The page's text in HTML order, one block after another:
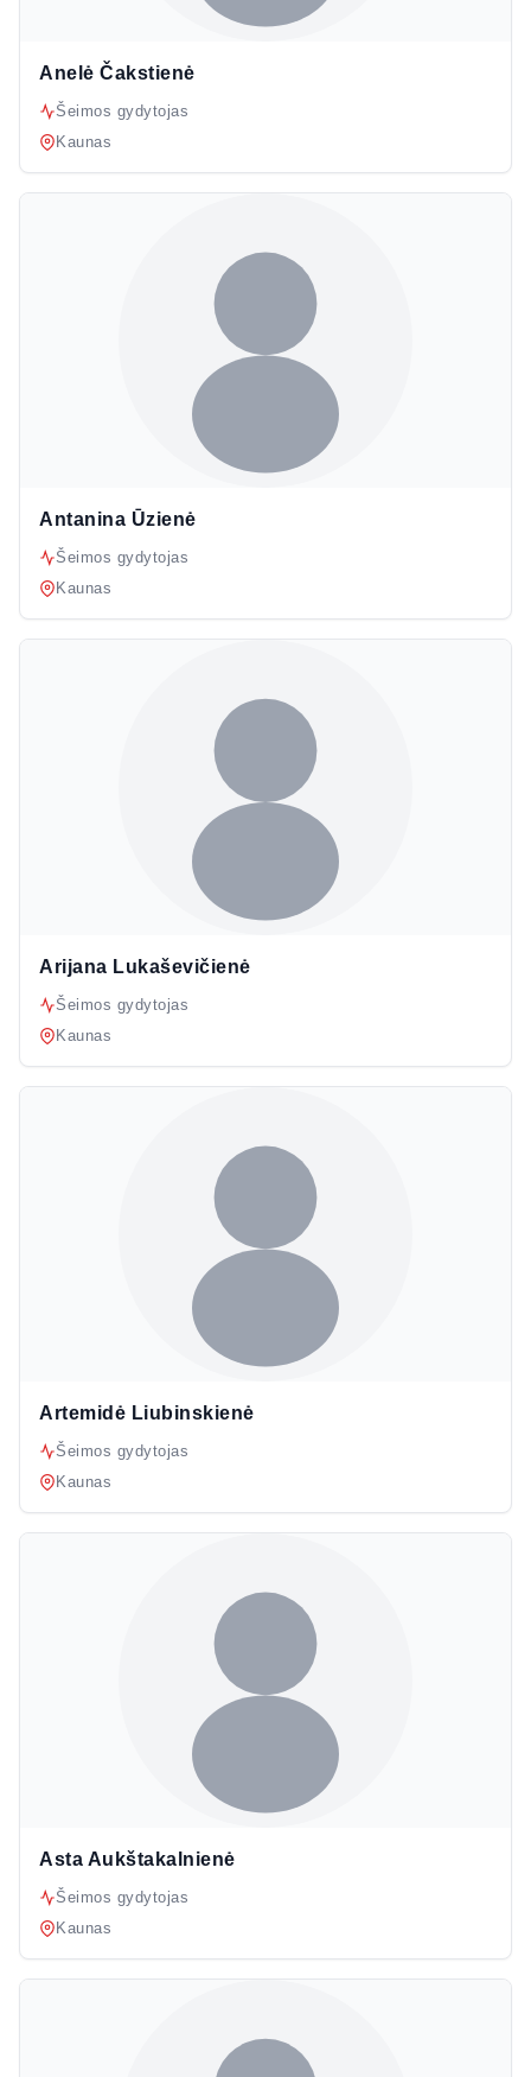
Anelė Čakstienė
Šeimos gydytojas
Kaunas
Antanina Ūzienė
Šeimos gydytojas
Kaunas
Arijana Lukaševičienė
Šeimos gydytojas
Kaunas
Artemidė Liubinskienė
Šeimos gydytojas
Kaunas
Asta Aukštakalnienė
Šeimos gydytojas
Kaunas